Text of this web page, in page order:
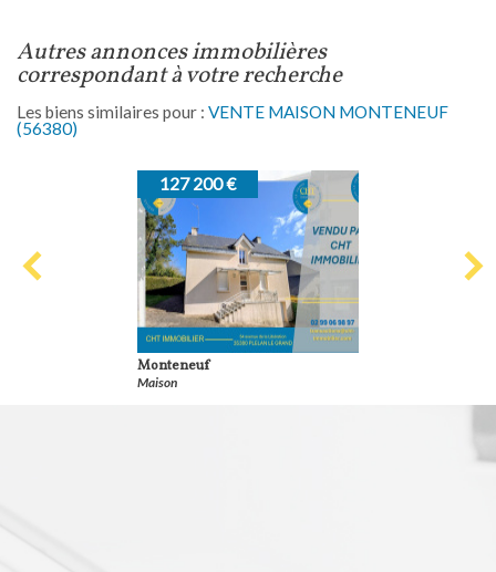
autres annonces immobilières
correspondant à votre recherche
Les biens similaires pour : VENTE MAISON MONTENEUF
(56380)
127 200 €
Monteneuf
Maison